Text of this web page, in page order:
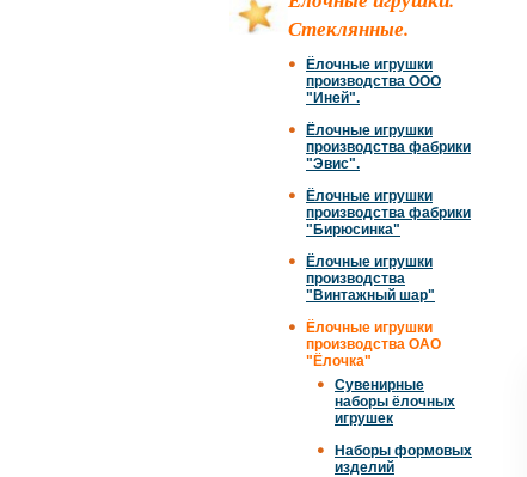
Стеклянные.
Ёлочные игрушки
производства ООО
"Иней".
Ёлочные игрушки
производства фабрики
"Эвис".
Ёлочные игрушки
производства фабрики
"Бирюсинка"
Ёлочные игрушки
производства
"Винтажный шар"
Ёлочные игрушки
производства ОАО
"Ёлочка"
Сувенирные
наборы ёлочных
игрушек
Наборы формовых
изделий